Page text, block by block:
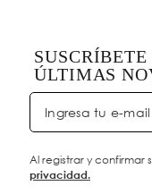
ÚLTIMAS
Al registrar y confirmar
privacidad.